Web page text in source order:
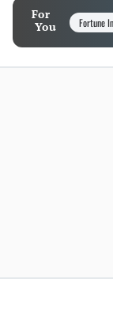
For
You
Fortune